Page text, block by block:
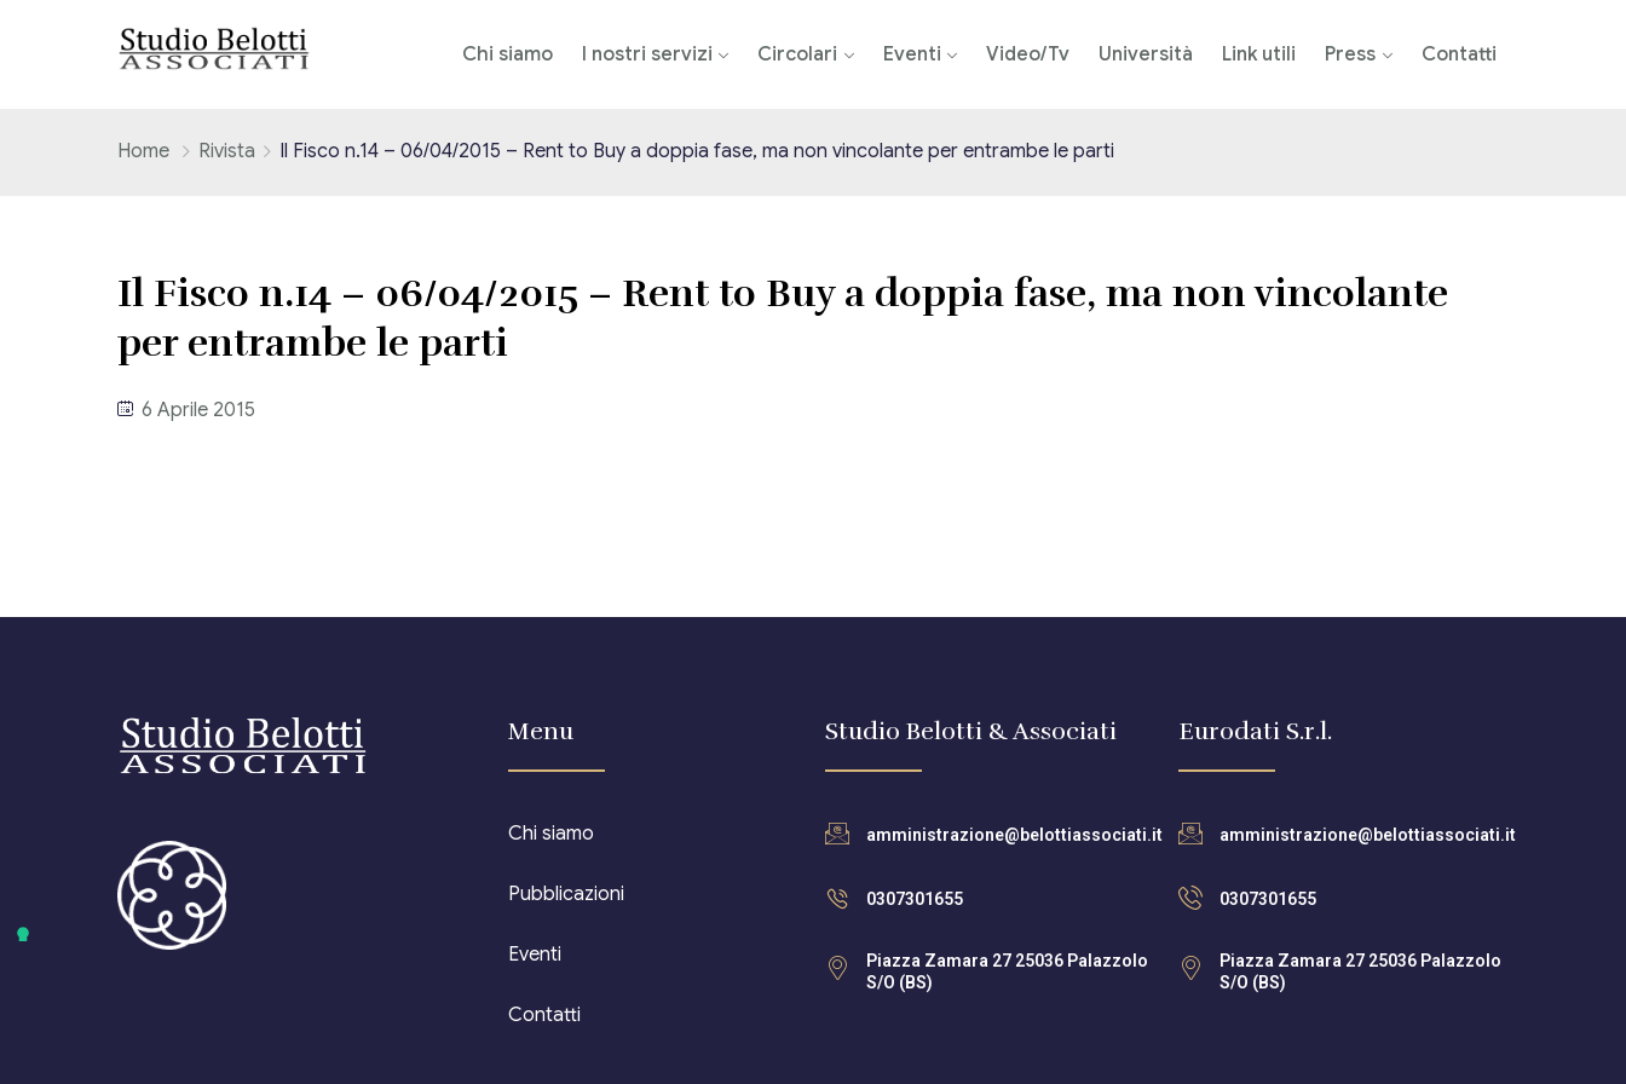
Chi siamo I nostri servizi Circolari Eventi Video/Tv Università Link utili Press Contatti
Home Rivista Il Fisco n.14 – 06/04/2015 – Rent to Buy a doppia fase, ma non vincolante per entrambe le parti
Il Fisco n.14 – 06/04/2015 – Rent to Buy a doppia fase, ma non vincolante
per entrambe le parti
6 Aprile 2015
Menu
Chi siamo
Pubblicazioni
Eventi
Contatti
Studio Belotti & Associati
amministrazione@belottiassociati.it
0307301655
Piazza Zamara 27 25036 Palazzolo
S/O (BS)
Eurodati S.r.l.
amministrazione@belottiassociati.it
0307301655
Piazza Zamara 27 25036 Palazzolo
S/O (BS)